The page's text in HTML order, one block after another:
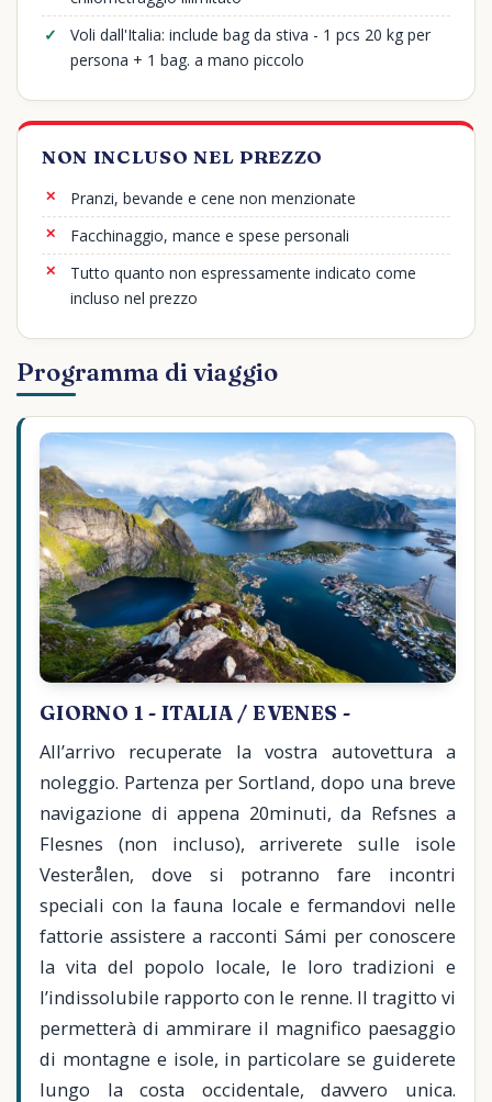
Programma di viaggio
GIORNO 1 - ITALIA / EVENES -
All’arrivo recuperate la vostra autovettura a
noleggio. Partenza per Sortland, dopo una breve
navigazione di appena 20minuti, da Refsnes a
Flesnes (non incluso), arriverete sulle isole
Vesterålen, dove si potranno fare incontri
speciali con la fauna locale e fermandovi nelle
fattorie assistere a racconti Sámi per conoscere
la vita del popolo locale, le loro tradizioni e
l’indissolubile rapporto con le renne. Il tragitto vi
permetterà di ammirare il magnifico paesaggio
di montagne e isole, in particolare se guiderete
lungo la costa occidentale, davvero unica.
Voli dall'Italia: include bag da stiva - 1 pcs 20 kg per
persona + 1 bag. a mano piccolo
NON INCLUSO NEL PREZZO
Pranzi, bevande e cene non menzionate
Facchinaggio, mance e spese personali
Tutto quanto non espressamente indicato come
incluso nel prezzo